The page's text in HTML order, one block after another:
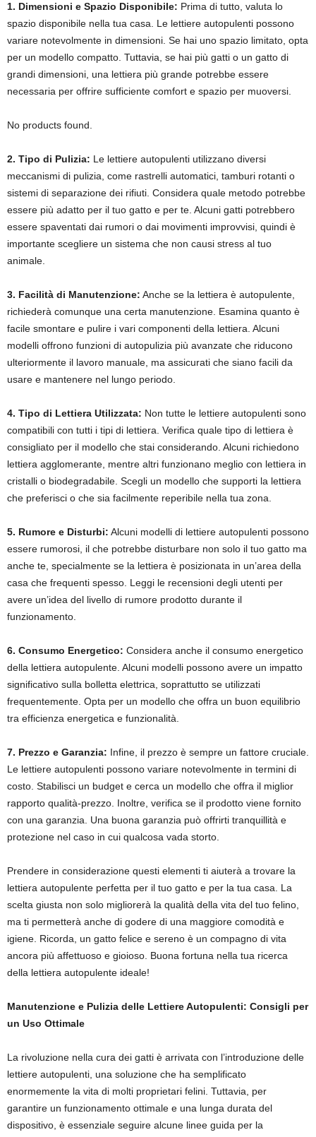
1. Dimensioni e Spazio Disponibile: Prima di tutto, valuta lo
spazio disponibile nella tua casa. Le lettiere autopulenti possono
variare notevolmente in dimensioni. Se hai uno spazio limitato, opta
per un modello compatto. Tuttavia, se hai più gatti o un gatto di
grandi dimensioni, una lettiera più grande potrebbe essere
necessaria per offrire sufficiente comfort e spazio per muoversi.
No products found.
2. Tipo di Pulizia: Le lettiere autopulenti utilizzano diversi
meccanismi di pulizia, come rastrelli automatici, tamburi rotanti o
sistemi di separazione dei rifiuti. Considera quale metodo potrebbe
essere più adatto per il tuo gatto e per te. Alcuni gatti potrebbero
essere spaventati dai rumori o dai movimenti improvvisi, quindi è
importante scegliere un sistema che non causi stress al tuo
animale.
3. Facilità di Manutenzione: Anche se la lettiera è autopulente,
richiederà comunque una certa manutenzione. Esamina quanto è
facile smontare e pulire i vari componenti della lettiera. Alcuni
modelli offrono funzioni di autopulizia più avanzate che riducono
ulteriormente il lavoro manuale, ma assicurati che siano facili da
usare e mantenere nel lungo periodo.
4. Tipo di Lettiera Utilizzata: Non tutte le lettiere autopulenti sono
compatibili con tutti i tipi di lettiera. Verifica quale tipo di lettiera è
consigliato per il modello che stai considerando. Alcuni richiedono
lettiera agglomerante, mentre altri funzionano meglio con lettiera in
cristalli o biodegradabile. Scegli un modello che supporti la lettiera
che preferisci o che sia facilmente reperibile nella tua zona.
5. Rumore e Disturbi: Alcuni modelli di lettiere autopulenti possono
essere rumorosi, il che potrebbe disturbare non solo il tuo gatto ma
anche te, specialmente se la lettiera è posizionata in un’area della
casa che frequenti spesso. Leggi le recensioni degli utenti per
avere un’idea del livello di rumore prodotto durante il
funzionamento.
6. Consumo Energetico: Considera anche il consumo energetico
della lettiera autopulente. Alcuni modelli possono avere un impatto
significativo sulla bolletta elettrica, soprattutto se utilizzati
frequentemente. Opta per un modello che offra un buon equilibrio
tra efficienza energetica e funzionalità.
7. Prezzo e Garanzia: Infine, il prezzo è sempre un fattore cruciale.
Le lettiere autopulenti possono variare notevolmente in termini di
costo. Stabilisci un budget e cerca un modello che offra il miglior
rapporto qualità-prezzo. Inoltre, verifica se il prodotto viene fornito
con una garanzia. Una buona garanzia può offrirti tranquillità e
protezione nel caso in cui qualcosa vada storto.
Prendere in considerazione questi elementi ti aiuterà a trovare la
lettiera autopulente perfetta per il tuo gatto e per la tua casa. La
scelta giusta non solo migliorerà la qualità della vita del tuo felino,
ma ti permetterà anche di godere di una maggiore comodità e
igiene. Ricorda, un gatto felice e sereno è un compagno di vita
ancora più affettuoso e gioioso. Buona fortuna nella tua ricerca
della lettiera autopulente ideale!
Manutenzione e Pulizia delle Lettiere Autopulenti: Consigli per
un Uso Ottimale
La rivoluzione nella cura dei gatti è arrivata con l’introduzione delle
lettiere autopulenti, una soluzione che ha semplificato
enormemente la vita di molti proprietari felini. Tuttavia, per
garantire un funzionamento ottimale e una lunga durata del
dispositivo, è essenziale seguire alcune linee guida per la